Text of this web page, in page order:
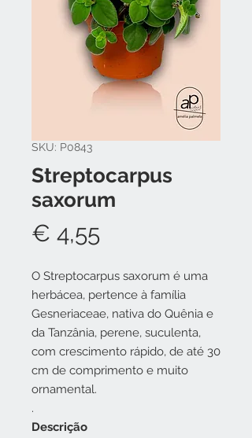
SKU: P0843
Streptocarpus
saxorum
€ 4,55Preço
O Streptocarpus saxorum é uma
herbácea, pertence à família
Gesneriaceae, nativa do Quênia e
da Tanzânia, perene, suculenta,
com crescimento rápido, de até 30
cm de comprimento e muito
ornamental.
.
Descrição